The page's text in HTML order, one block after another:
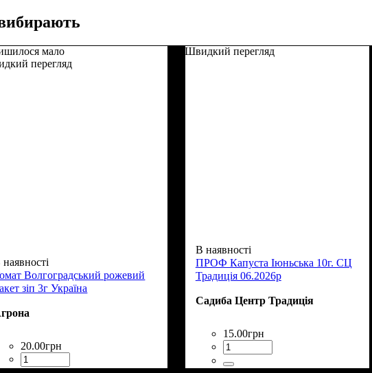
мало
перегляд
Волгоградський рожевий
зіп 3г Україна
20.00грн
Швидкий перегляд
В наявності
ПРОФ Капуста Іюньська 10г. СЦ
Традиція 06.2026р
Садиба Центр Традиція
15.00грн